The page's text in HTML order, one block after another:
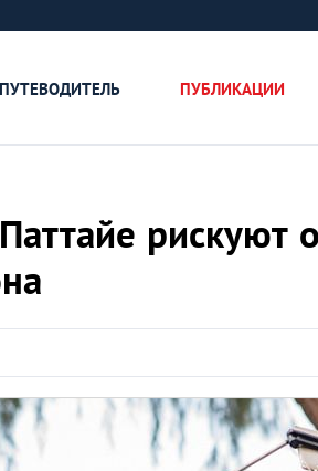
ПУТЕВОДИТЕЛЬ ПУБЛИКАЦИИ
рискуют